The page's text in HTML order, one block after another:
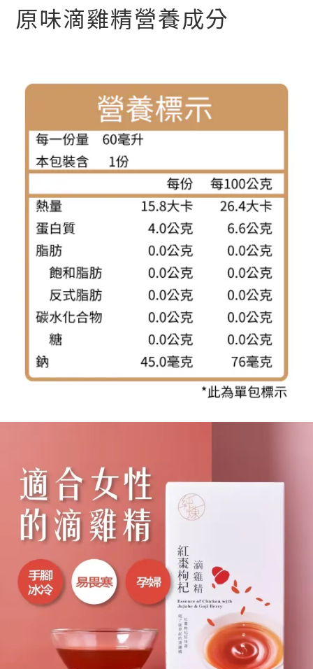
原味滴雞精營養成分